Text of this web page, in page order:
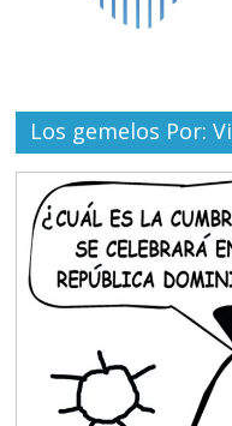
Los gemelos Por: